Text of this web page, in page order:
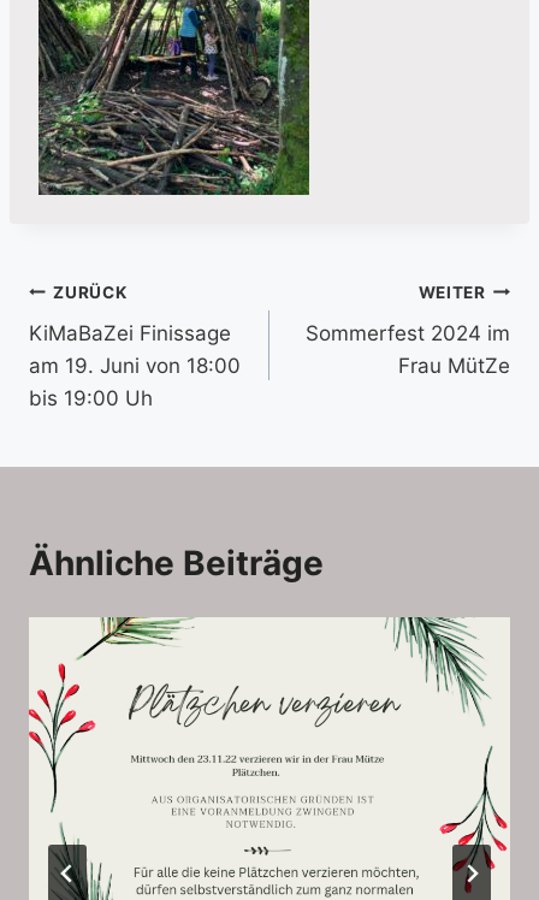
Beitragsnavigation
ZURÜCK
KiMaBaZei Finissage
am 19. Juni von 18:00
bis 19:00 Uh
WEITER
Sommerfest 2024 im
Frau MütZe
Ähnliche Beiträge